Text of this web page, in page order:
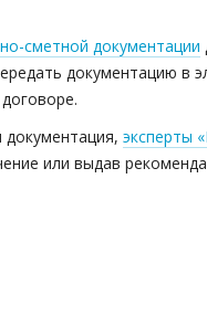
сметной документации
документацию в
документация, эксперты
или выдав